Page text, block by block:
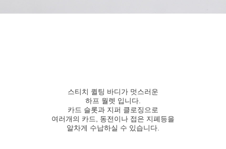
스티치 퀼팅 바디가 멋스러운
하프 월렛 입니다.
카드 슬롯과 지퍼 클로징으로
여러개의 카드, 동전이나 접은 지폐등을
알차게 수납하실 수 있습니다.